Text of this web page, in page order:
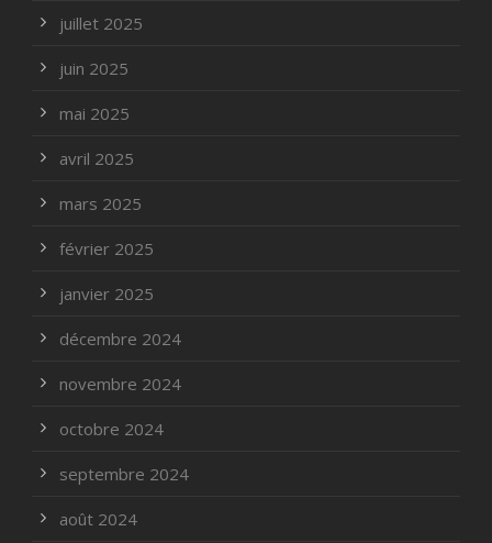
juillet 2025
juin 2025
mai 2025
avril 2025
mars 2025
février 2025
janvier 2025
décembre 2024
novembre 2024
octobre 2024
septembre 2024
août 2024